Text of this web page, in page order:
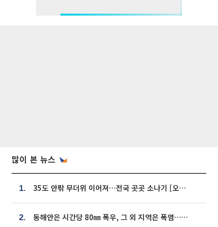
많이 본 뉴스
1. 35도 안팎 무더위 이어져…전국 곳곳 소나기 [오늘 날씨]
2. 동해안은 시간당 80㎜ 폭우, 그 외 지역은 폭염…‘극과 극 날씨’